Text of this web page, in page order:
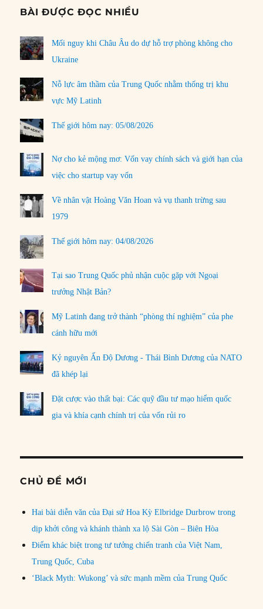
BÀI ĐƯỢC ĐỌC NHIỀU
Mối nguy khi Châu Âu do dự hỗ trợ phòng không cho
Ukraine
Nỗ lực âm thầm của Trung Quốc nhằm thống trị khu
vực Mỹ Latinh
Thế giới hôm nay: 05/08/2026
Nợ cho kẻ mộng mơ: Vốn vay chính sách và giới hạn của
việc cho startup vay vốn
Về nhân vật Hoàng Văn Hoan và vụ thanh trừng sau
1979
Thế giới hôm nay: 04/08/2026
Tại sao Trung Quốc phủ nhận cuộc gặp với Ngoại
trưởng Nhật Bản?
Mỹ Latinh đang trở thành “phòng thí nghiệm” của phe
cánh hữu mới
Kỷ nguyên Ấn Độ Dương - Thái Bình Dương của NATO
đã khép lại
Đặt cược vào thất bại: Các quỹ đầu tư mạo hiểm quốc
gia và khía cạnh chính trị của vốn rủi ro
CHỦ ĐỀ MỚI
Hai bài diễn văn của Đại sứ Hoa Kỳ Elbridge Durbrow trong
dịp khởi công và khánh thành xa lộ Sài Gòn – Biên Hòa
Điểm khác biệt trong tư tưởng chiến tranh của Việt Nam,
Trung Quốc, Cuba
‘Black Myth: Wukong’ và sức mạnh mềm của Trung Quốc